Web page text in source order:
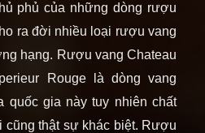
phủ của những dòng rượu
ra đời nhiều loại rượu vang
hạng. Rượu vang Chateau
Rouge là dòng vang
quốc gia này tuy nhiên chất
cũng thật sự khác biệt. Rượu